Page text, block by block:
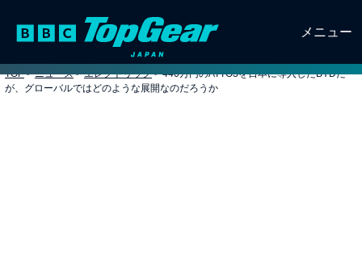
メニュー
TOP > ニュース > エレクトリック > 440万円のATTO3を日本に導入したBYDだ
が、グローバルではどのような展開なのだろうか